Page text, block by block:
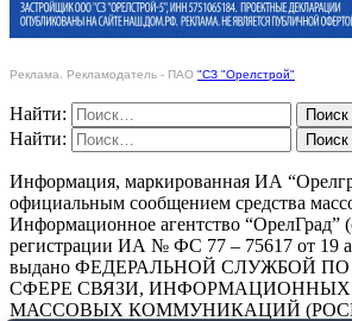
Реклама. Рекламодатель - ПАО "СЗ "Орелстрой"
Найти:
Найти:
Информация, маркированная ИА
официальным сообщением средства
Информационное агентство “ОрелГрад”
регистрации ИА № ФС 77 – 75617 от 19
выдано ФЕДЕРАЛЬНОЙ СЛУЖБОЙ
СФЕРЕ СВЯЗИ,
МАССОВЫХ КОММУНИКАЦИЙ